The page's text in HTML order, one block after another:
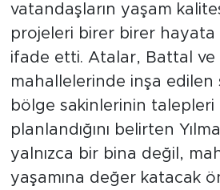
vatandaşların yaşam
projeleri birer birer hayata
ifade etti. Atalar, Battal ve
mahallelerinde inşa edilen
bölge sakinlerinin
planlandığını belirten
yalnızca bir bina değil,
yaşamına değer katacak